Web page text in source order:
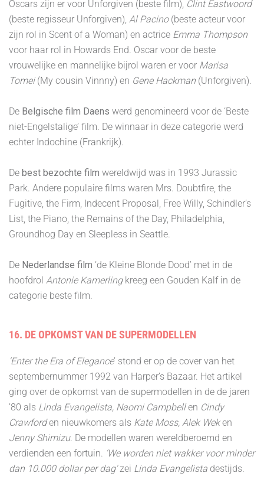
Oscars zijn er voor Unforgiven (beste film), Clint Eastwoord
(beste regisseur Unforgiven), Al Pacino(beste acteur voor
zijn rol in Scent of a Woman) en actrice Emma Thompson
voor haar rol in Howards End. Oscar voor de beste
vrouwelijke en mannelijke bijrol waren er voor Marisa
Tomei(My cousin Vinnny) en Gene Hackman (Unforgiven).
De Belgische film Daens werd genomineerd voor de ‘Beste
niet-Engelstalige’ film. De winnaar in deze categorie werd
echter Indochine (Frankrijk).
De best bezochte film wereldwijd was in 1993 Jurassic
Park. Andere populaire films waren Mrs. Doubtfire, the
Fugitive, the Firm, Indecent Proposal, Free Willy, Schindler’s
List, the Piano, the Remains of the Day, Philadelphia,
Groundhog Day en Sleepless in Seattle.
De Nederlandse film ‘de Kleine Blonde Dood’ met in de
hoofdrol Antonie Kamerlingkreeg een Gouden Kalf in de
categorie beste film.
16. DE OPKOMST VAN DE SUPERMODELLEN
‘Enter the Era of Elegance’ stond er op de cover van het
septembernummer 1992 van Harper’s Bazaar. Het artikel
ging over de opkomst van de supermodellen in de de jaren
’80 als Linda Evangelista, Naomi Campbellen Cindy
Crawforden nieuwkomers als Kate Moss, Alek Weken
Jenny Shimizu. De modellen waren wereldberoemd en
verdienden een fortuin. ‘We worden niet wakker voor minder
dan 10.000 dollar per dag'zei Linda Evangelista destijds.